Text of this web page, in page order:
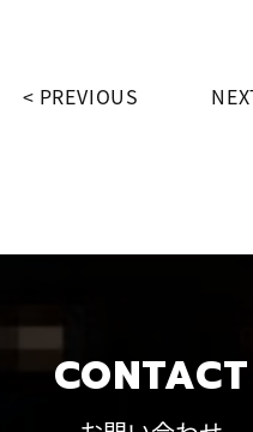
PREVIOUS
CONTACT